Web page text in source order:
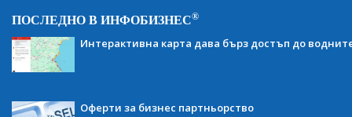
ПОСЛЕДНО В ИНФОБИЗНЕС®
Интерактивна карта дава бърз достъп до
Оферти за бизнес партньорство